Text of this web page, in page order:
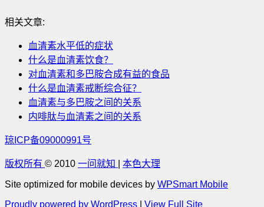
相关文章:
血清素水平低的症状
什么是血清素饮食？
对血清素和多巴胺合成有益的食品
什么是血清素戒断综合征？
血清素与多巴胺之间的关系
内啡肽与血清素之间的关系
琼ICP备09000991号
版权所有 © 2010 一问就知 本色大理
Site optimized for mobile devices by WPSmart Mobile
Proudly powered by WordPress
View Full Site